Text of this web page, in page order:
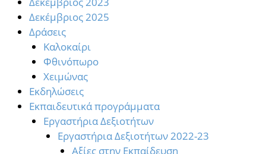
Δεκέμβριος 2025
Δράσεις
Καλοκαίρι
Φθινόπωρο
Χειμώνας
Εκδηλώσεις
Εκπαιδευτικά προγράμματα
Εργαστήρια Δεξιοτήτων
Εργαστήρια Δεξιοτήτων 2022-23
Αξίες στην Εκπαίδευση